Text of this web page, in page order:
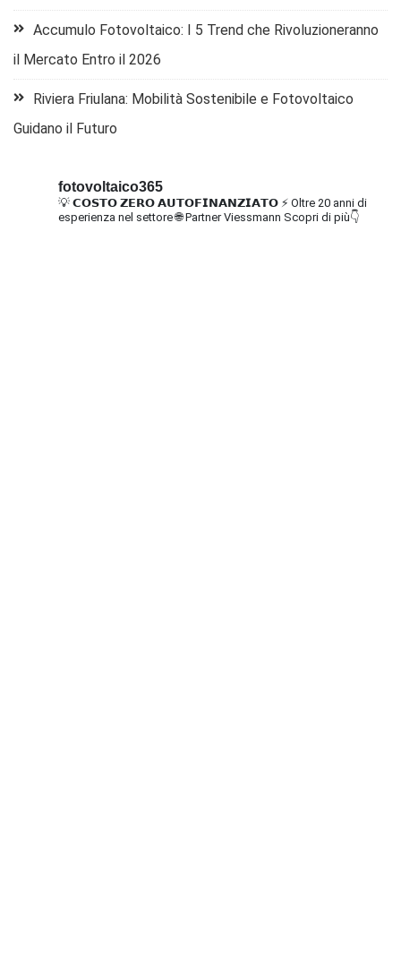
Accumulo Fotovoltaico: I 5 Trend che Rivoluzioneranno
il Mercato Entro il 2026
Riviera Friulana: Mobilità Sostenibile e Fotovoltaico
Guidano il Futuro
fotovoltaico365
💡 𝗖𝗢𝗦𝗧𝗢 𝗭𝗘𝗥𝗢 𝗔𝗨𝗧𝗢𝗙𝗜𝗡𝗔𝗡𝗭𝗜𝗔𝗧𝗢 ⚡ Oltre 20 anni di
esperienza nel settore🌐 Partner Viessmann Scopri di più👇